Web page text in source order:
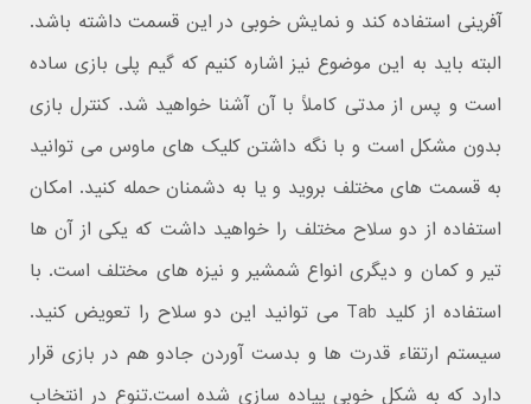
آفرینی استفاده کند و نمایش خوبی در این قسمت داشته باشد.
البته باید به این موضوع نیز اشاره کنیم که گیم پلی بازی ساده
است و پس از مدتی کاملاً با آن آشنا خواهید شد. کنترل بازی
بدون مشکل است و با نگه داشتن کلیک های ماوس می توانید
به قسمت های مختلف بروید و یا به دشمنان حمله کنید. امکان
استفاده از دو سلاح مختلف را خواهید داشت که یکی از آن ها
تیر و کمان و دیگری انواع شمشیر و نیزه های مختلف است. با
استفاده از کلید Tab می توانید این دو سلاح را تعویض کنید.
سیستم ارتقاء قدرت ها و بدست آوردن جادو هم در بازی قرار
دارد که به شکل خوبی پیاده سازی شده است.تنوع در انتخاب